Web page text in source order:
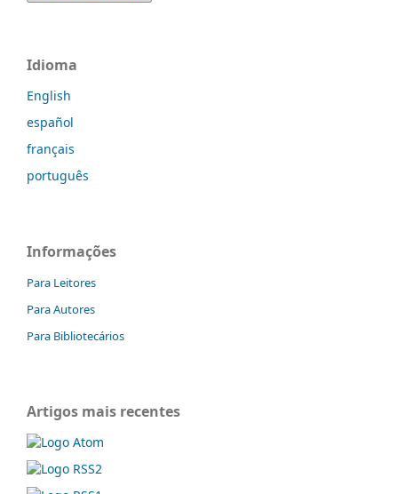
Idioma
English
español
français
português
Informações
Para Leitores
Para Autores
Para Bibliotecários
Artigos mais recentes